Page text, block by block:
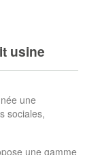
usine
une
sociales,
une gamme